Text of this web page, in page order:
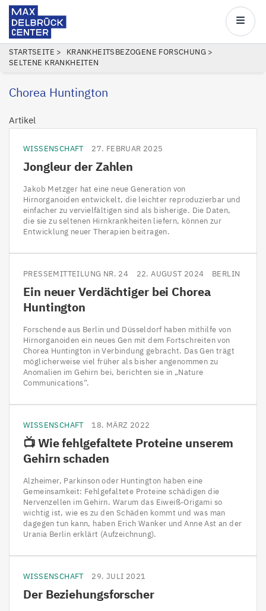
Direkt
zum
Center
Main
PFADNAVIGATION
STARTSEITE
KRANKHEITSBEZOGENE FORSCHUNG
SELTENE KRANKHEITEN
Chorea Huntington
Artikel
WISSENSCHAFT 27. FEBRUAR 2025
Jongleur der Zahlen
Jakob Metzger hat eine neue Generation von
Hirnorganoiden entwickelt, die leichter reproduzierbar und
einfacher zu vervielfältigen sind als bisherige. Die Daten,
die sie zu seltenen Hirnkrankheiten liefern, können zur
Entwicklung neuer Therapien beitragen.
PRESSEMITTEILUNG NR. 24 22. AUGUST 2024 BERLIN
Ein neuer Verdächtiger bei Chorea
Huntington
Forschende aus Berlin und Düsseldorf haben mithilfe von
Hirnorganoiden ein neues Gen mit dem Fortschreiten von
Chorea Huntington in Verbindung gebracht. Das Gen trägt
möglicherweise viel früher als bisher angenommen zu
Anomalien im Gehirn bei, berichten sie in „Nature
Communications“.
WISSENSCHAFT 18. MÄRZ 2022
📺 Wie fehlgefaltete Proteine unserem
Gehirn schaden
Alzheimer, Parkinson oder Huntington haben eine
Gemeinsamkeit: Fehlgefaltete Proteine schädigen die
Nervenzellen im Gehirn. Warum das Eiweiß-Origami so
wichtig ist, wie es zu den Schäden kommt und was man
dagegen tun kann, haben Erich Wanker und Anne Ast an der
Urania Berlin erklärt (Aufzeichnung).
WISSENSCHAFT 29. JULI 2021
Der Beziehungsforscher